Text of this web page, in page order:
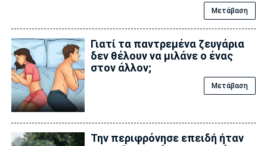
Μετάβαση
Γιατί τα παντρεμένα ζευγάρια
δεν θέλουν να μιλάνε ο ένας
στον άλλον;
Μετάβαση
Την περιφρόνησε επειδή ήταν